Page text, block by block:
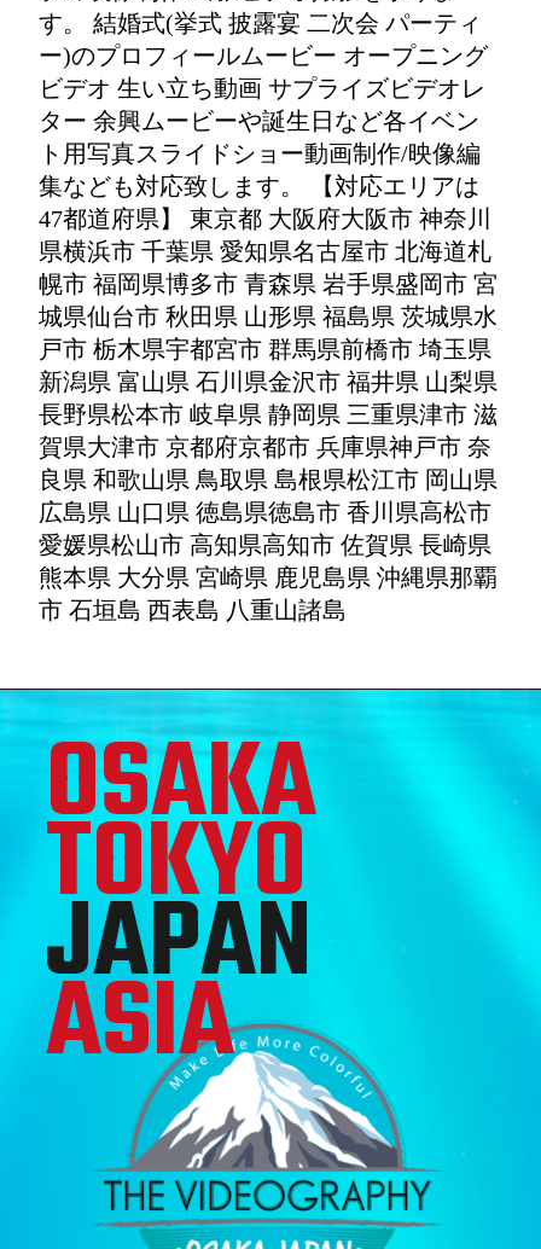
す。 結婚式(挙式 披露宴 二次会 パーティ
ー)のプロフィールムービー オープニング
ビデオ 生い立ち動画 サプライズビデオレ
ター 余興ムービーや誕生日など各イベン
ト用写真スライドショー動画制作/映像編
集なども対応致します。 【対応エリアは
47都道府県】 東京都 大阪府大阪市 神奈川
県横浜市 千葉県 愛知県名古屋市 北海道札
幌市 福岡県博多市 青森県 岩手県盛岡市 宮
城県仙台市 秋田県 山形県 福島県 茨城県水
戸市 栃木県宇都宮市 群馬県前橋市 埼玉県
新潟県 富山県 石川県金沢市 福井県 山梨県
長野県松本市 岐阜県 静岡県 三重県津市 滋
賀県大津市 京都府京都市 兵庫県神戸市 奈
良県 和歌山県 鳥取県 島根県松江市 岡山県
広島県 山口県 徳島県徳島市 香川県高松市
愛媛県松山市 高知県高知市 佐賀県 長崎県
熊本県 大分県 宮崎県 鹿児島県 沖縄県那覇
市 石垣島 西表島 八重山諸島
OSAKA
TOKYO
JAPAN
ASIA